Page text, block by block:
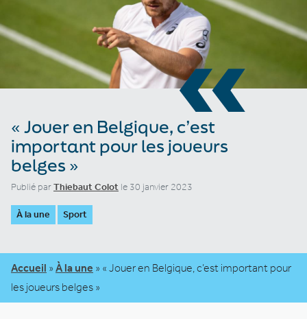
«
« Jouer en Belgique, c’est
important pour les joueurs
belges »
Publié parThiebaut Colot le 30 janvier 2023
À la une Sport
Accueil » À la une » « Jouer en Belgique, c’est important pour
les joueurs belges »